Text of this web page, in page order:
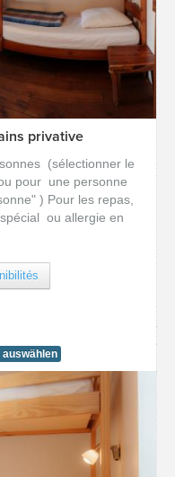
privative
(sélectionner le
pour une personne
) Pour les repas,
ou allergie en
auswählen